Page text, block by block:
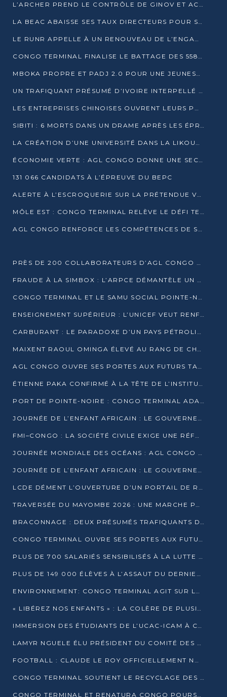
L’ARCHER PREND LE CONTRÔLE DE GINOV ET ACCÉLÈRE SON VIRAGE NUMÉRIQUE
LA BEAC ABAISSE SES TAUX DIRECTEURS POUR SOUTENIR LA CROISSANCE EN ZONE CEMAC
LE RUNR APPELLE À UN RENOUVEAU DE L’ENGAGEMENT MILITANT
CONGO TERMINAL FINALISE LE BATTAGE DES 558 PIEUX DU FUTUR QUAI DU MÔLE EST
MBOKA PROPRE ET PADJ 2.0 POUR UNE JEUNESSE PLUS AUTONOME
UN TRAFIQUANT PRÉSUMÉ D’IVOIRE INTERPELLÉ À DOLISIE
LES ENTREPRISES CHINOISES OUVRENT LEURS PORTES AUX JEUNES DIPLÔMÉS
SIBITI : 6 MORTS DANS UN DRAME APRÈS LES ÉPREUVES DU BEPC
LA CRÉATION D’UNE UNIVERSITÉ DANS LA LIKOUALA AU CŒUR D’UNE RÉFLEXION NATIONALE
ÉCONOMIE VERTE : AGL CONGO DONNE UNE SECONDE VIE À SES DÉCHETS INDUSTRIELS
131 066 CANDIDATS À L’ÉPREUVE DU BEPC
ALERTE À L’ESCROQUERIE SUR LA PRÉTENDUE VENTE DE PARCELLES AFAT
MÔLE EST : CONGO TERMINAL RELÈVE LE DÉFI TECHNIQUE DES SABLES BITUMINEUX
AGL CONGO RENFORCE LES COMPÉTENCES DE SES ÉQUIPES AVEC LA CERTIFICATION CACES® R483
PRÈS DE 200 COLLABORATEURS D’AGL CONGO EN FORMATION JUSQU’EN JUILLET
FRAUDE À LA SIMBOX : L’ARPCE DÉMANTÈLE UN RÉSEAU UTILISANT DES CARTES SIM OUGANDAISES
CONGO TERMINAL ET LE SAMU SOCIAL POINTE-NOIRE RENOUVELLENT LEUR PARTENARIAT EN FAVEUR DES JEUNES VULNÉRABLES
ENSEIGNEMENT SUPÉRIEUR : L’UNICEF VEUT RENFORCER LA RECHERCHE SUR LES QUESTIONS DE L’ENFANCE
CARBURANT : LE PARADOXE D’UN PAYS PÉTROLIER CONFRONTÉ À DES PÉNURIES RÉCURRENTES
MAIXENT RAOUL OMINGA ÉLEVÉ AU RANG DE CHEVALIER DE L’ORDRE DE L’AMITIÉ ENTRE LA RUSSIE ET LE CONGO
AGL CONGO OUVRE SES PORTES AUX FUTURS TALENTS DE LA LOGISTIQUE
ÉTIENNE PAKA CONFIRMÉ À LA TÊTE DE L’INSTITUT GÉOGRAPHIQUE NATIONAL
PORT DE POINTE-NOIRE : CONGO TERMINAL ADAPTE SON DRAGAGE AUX SABLES BITUMINEUX
JOURNÉE DE L’ENFANT AFRICAIN : LE GOUVERNEMENT RÉAFFIRME SON ENGAGEMENT POUR L’ACCÈS À L’EAU ET À L’ASSAINISSEMENT
FMI–CONGO : LA SOCIÉTÉ CIVILE EXIGE UNE RÉFORME DE LA FISCALITÉ PÉTROLIÈRE
JOURNÉE MONDIALE DES OCÉANS : AGL CONGO MOBILISE SES COLLABORATEURS POUR LA PRÉSERVATION DE LA BIODIVERSITÉ MARINE
JOURNÉE DE L’ENFANT AFRICAIN : LE GOUVERNEMENT MOBILISÉ POUR L’HYGIÈNE DANS LES ORPHELINATS
LCDE DÉMENT L’OUVERTURE D’UN PORTAIL DE RECRUTEMENT ET APPELLE À LA VIGILANCE
TRAVERSÉE DU MAYOMBE 2026 : UNE MARCHE POUR SENSIBILISER ET DÉPISTER AU DIABÈTE
BRACONNAGE : DEUX PRÉSUMÉS TRAFIQUANTS D’HIPPOPOTAME ÉCROUÉS À BRAZZAVILLE
CONGO TERMINAL OUVRE SES PORTES AUX FUTURS INGÉNIEURS DE L’UCAC-ICAM
PLUS DE 700 SALARIÉS SENSIBILISÉS À LA LUTTE CONTRE LA TUBERCULOSE À CONGO TERMINAL
PLUS DE 149 000 ÉLÈVES À L’ASSAUT DU DERNIER CEPE
ENVIRONNEMENT: CONGO TERMINAL AGIT SUR LE TERRAIN ET FORME LES PLUS JEUNES
« LIBÉREZ NOS ENFANTS » : LA COLÈRE DE PLUSIEURS MÈRES À BRAZZAVILLE CONTRE LA DGSP
IMMERSION DES ÉTUDIANTS DE L’UCAC-ICAM À CONGO TERMINAL
LAMYR NGUELE ÉLU PRÉSIDENT DU COMITÉ DES MEMBRES D’HONNEUR DU PCT
FOOTBALL : CLAUDE LE ROY OFFICIELLEMENT NOMMÉ SÉLECTIONNEUR DU CONGO
CONGO TERMINAL SOUTIENT LE RECYCLAGE DES DÉCHETS PLASTIQUES À POINTE-NOIRE
CONGO TERMINAL ET RENATURA CONGO POURSUIVENT LEUR COMBAT POUR LA BIODIVERSITÉ